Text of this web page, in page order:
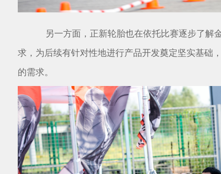
另一方面，正新轮胎也在依托比赛逐步了解
求，为后续有针对性地进行产品开发奠定坚实基础
的需求。